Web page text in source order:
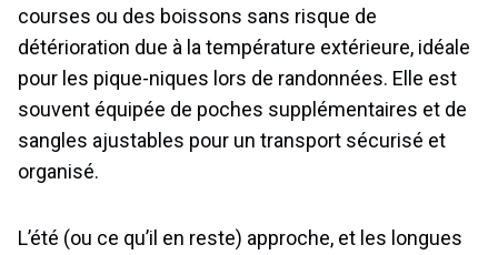
courses ou des boissons sans risque de
détérioration due à la température extérieure, idéale
pour les pique-niques lors de randonnées. Elle est
souvent équipée de poches supplémentaires et de
sangles ajustables pour un transport sécurisé et
organisé.
L’été (ou ce qu’il en reste) approche, et les longues